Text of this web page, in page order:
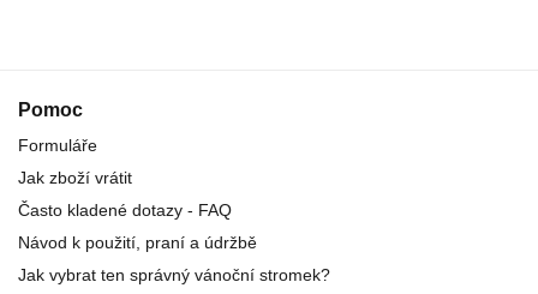
Pomoc
Formuláře
Jak zboží vrátit
Často kladené dotazy - FAQ
Návod k použití, praní a údržbě
Jak vybrat ten správný vánoční stromek?